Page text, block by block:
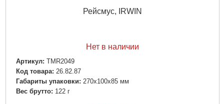
Рейсмус, IRWIN
Нет в наличии
Артикул: TMR2049
Код товара: 26.82.87
Габариты упаковки: 270x100x85 мм
Вес брутто: 122 г